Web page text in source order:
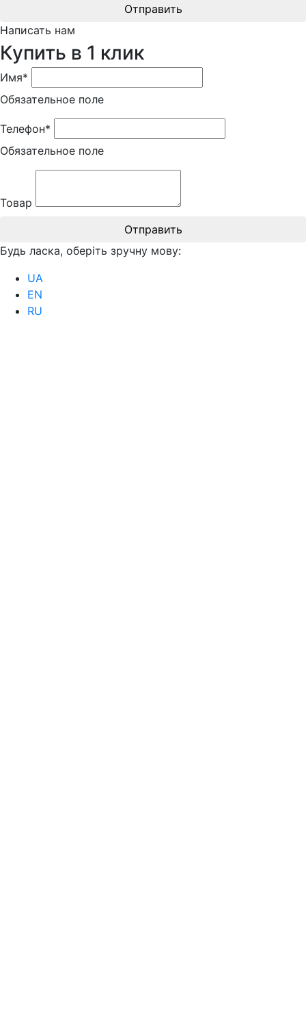
Отправить
Написать нам
Купить в 1 клик
Имя*
Обязательное поле
Телефон*
Обязательное поле
Товар
Отправить
Будь ласка, оберіть зручну мову:
UA
EN
RU